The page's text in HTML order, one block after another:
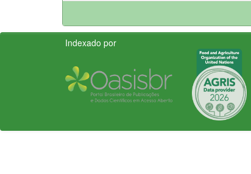
Indexado por